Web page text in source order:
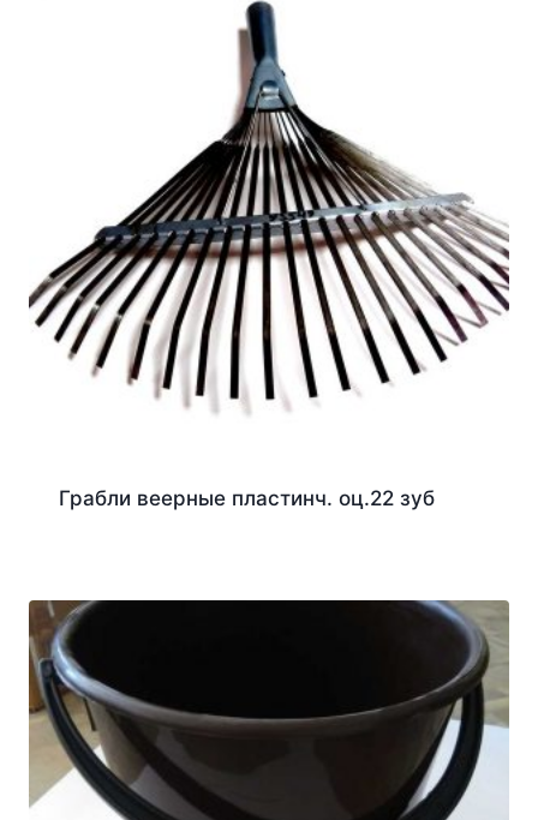
Грабли веерные пластинч. оц.22 зуб